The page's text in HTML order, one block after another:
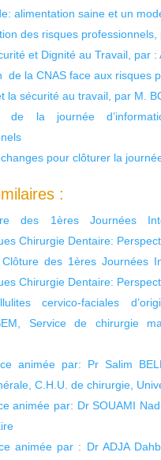
alimentation saine et un
des risques professionnels,
et Dignité au Travail, par :
de la CNAS face aux risques
la sécurité au travail, par M.
de la journée
pour clôturer la
:
des 1ères Journées
Chirurgie Dentaire:
des 1ères Journées
Chirurgie Dentaire:
cervico-faciales
Service de chirurgie
animée par: Pr Salim
C.H.U. de chirurgie,
animée par: Dr SOUAMI
animée par : Dr ADJA